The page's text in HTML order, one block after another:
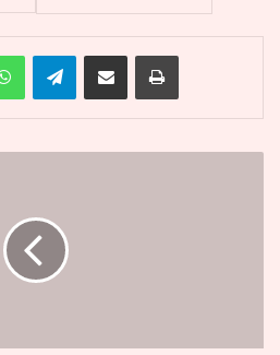
WhatsAppTelegramPartager par email Imprimer